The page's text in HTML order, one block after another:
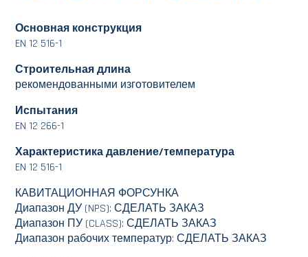
Основная конструкция
EN 12 516-1
Строительная длина
рекомендованными изготовителем
Испытания
EN 12 266-1
Характеристика давление/температура
EN 12 516-1
КАВИТАЦИОННАЯ ФОРСУНКА
Диапазон ДУ (NPS): СДЕЛАТЬ ЗАКАЗ
Диапазон ПУ (CLASS): СДЕЛАТЬ ЗАКАЗ
Диапазон рабочих температур: СДЕЛАТЬ ЗАКАЗ